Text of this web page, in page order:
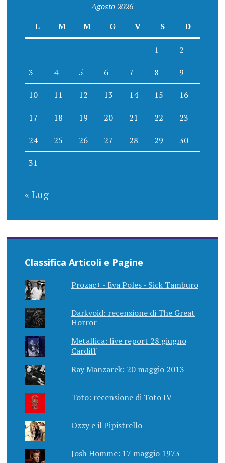
Agosto 2026
L
M M G V S D
1 2
3 4 5 6 7 8 9
10 11 12 13 14 15 16
17 18 19 20 21 22 23
24 25 26 27 28 29 30
31
« Lug
Classifica Articoli e Pagine
Prozac+ - Eva Poles - Sick Tamburo
Darkvoid: recensione di The Great
Horror
Metallica: live report 28 giugno
Cardiff
Ray Manzarek: 20 maggio 2013
Toto: recensione di Toto IV
Ozzy e il Pipistrello
Josh Homme: 17 maggio 1973